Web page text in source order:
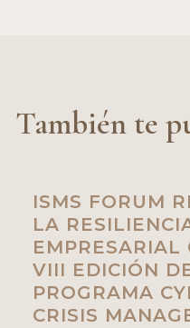
También te
ISMS FORUM
LA
EMPRESARIAL
VIII EDICIÓN
PROGRAMA
CRISIS